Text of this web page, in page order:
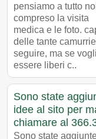
pensiamo a tutto
compreso la visita
medica e le foto.
delle tante
seguire, ma se
essere liberi c..
Sono state
idee al sito per
chiamare al
Sono state